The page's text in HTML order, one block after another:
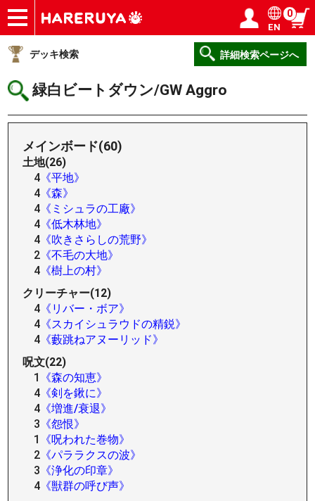
ショップ
買取
記事
デッキ検索
デッキ構築
選手一覧
店舗一覧
イベント
ヘルプ
お問い合わせ ログイン／会員登録
EN
0
デッキ検索 詳細検索ページへ
緑白ビートダウン/GW Aggro
メインボード(60)
土地(26)
4 《平地》
4 《森》
4 《ミシュラの工廠》
4 《低木林地》
4 《吹きさらしの荒野》
2 《不毛の大地》
4 《樹上の村》
クリーチャー(12)
4 《リバー・ボア》
4 《スカイシュラウドの精鋭》
4 《藪跳ねアヌーリッド》
呪文(22)
1
《森の知恵》
4 《剣を鍬に》
4 《増進/衰退》
3 《怨恨》
1
《呪われた巻物》
2 《パララクスの波》
3 《浄化の印章》
4 《獣群の呼び声》